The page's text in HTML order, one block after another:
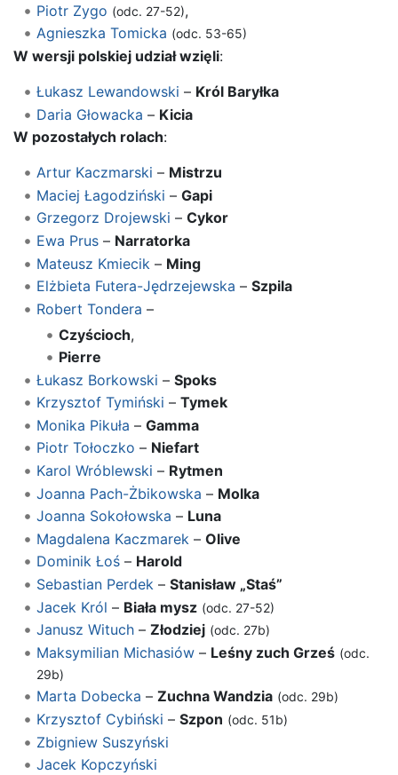
Piotr Zygo (odc. 27-52),
Agnieszka Tomicka (odc. 53-65)
W wersji polskiej udział wzięli:
Łukasz Lewandowski – Król Baryłka
Daria Głowacka – Kicia
W pozostałych rolach:
Artur Kaczmarski – Mistrzu
Maciej Łagodziński – Gapi
Grzegorz Drojewski – Cykor
Ewa Prus– Narratorka
Mateusz Kmiecik – Ming
Elżbieta Futera-Jędrzejewska – Szpila
Robert Tondera –
Czyścioch,
Pierre
Łukasz Borkowski – Spoks
Krzysztof Tymiński – Tymek
Monika Pikuła – Gamma
Piotr Tołoczko – Niefart
Karol Wróblewski – Rytmen
Joanna Pach-Żbikowska – Molka
Joanna Sokołowska – Luna
Magdalena Kaczmarek – Olive
Dominik Łoś– Harold
Sebastian Perdek– Stanisław „Staś”
Jacek Król – Biała mysz (odc. 27-52)
Janusz Wituch– Złodziej (odc. 27b)
Maksymilian Michasiów– Leśny zuch Grześ (odc.
29b)
Marta Dobecka – Zuchna Wandzia (odc. 29b)
Krzysztof Cybiński – Szpon (odc. 51b)
Zbigniew Suszyński
Jacek Kopczyński